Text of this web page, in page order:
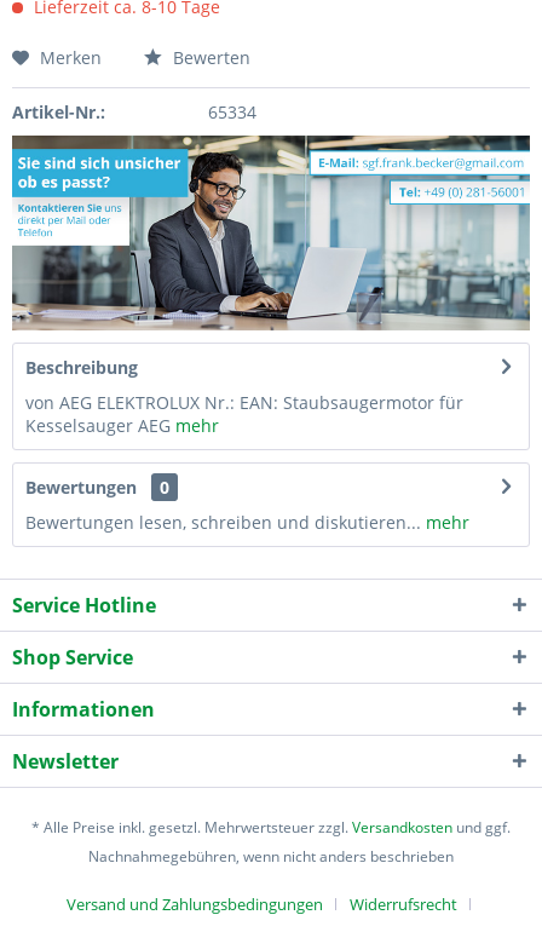
Lieferzeit ca. 8-10 Tage
Merken Bewerten
Artikel-Nr.: 65334
Beschreibung
von AEG ELEKTROLUX Nr.: EAN: Staubsaugermotor für
Kesselsauger AEG mehr
Bewertungen
0
Bewertungen lesen, schreiben und diskutieren... mehr
Service Hotline
Shop Service
Informationen
Newsletter
* Alle Preise inkl. gesetzl. Mehrwertsteuer zzgl.Versandkosten und ggf.
Nachnahmegebühren, wenn nicht anders beschrieben
Versand und Zahlungsbedingungen Widerrufsrecht